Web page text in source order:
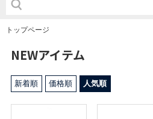
トップページ
NEWアイテム
新着順 価格順 人気順